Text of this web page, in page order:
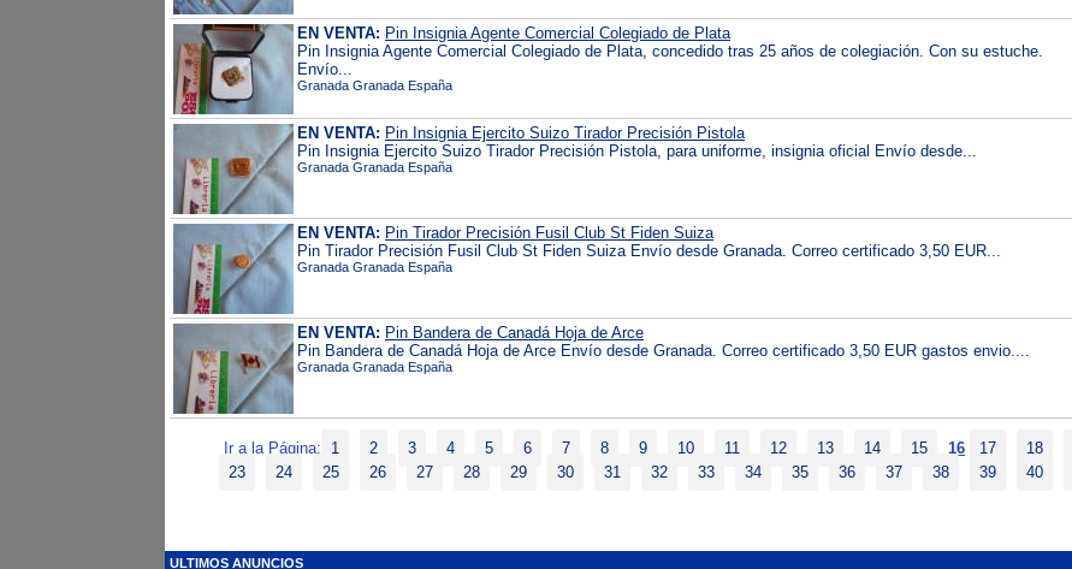
EN VENTA: Pin Insignia Agente Comercial Colegiado de Plata
Pin Insignia Agente Comercial Colegiado de Plata, concedido tras 25 años de colegiación. Con su estuche.
Envío...
Granada Granada España
EN VENTA: Pin Insignia Ejercito Suizo Tirador Precisión Pistola
Pin Insignia Ejercito Suizo Tirador Precisión Pistola, para uniforme, insignia oficial Envío desde...
Granada Granada España
EN VENTA: Pin Tirador Precisión Fusil Club St Fiden Suiza
Pin Tirador Precisión Fusil Club St Fiden Suiza Envío desde Granada. Correo certificado 3,50 EUR...
Granada Granada España
EN VENTA: Pin Bandera de Canadá Hoja de Arce
Pin Bandera de Canadá Hoja de Arce Envío desde Granada. Correo certificado 3,50 EUR gastos envio....
Granada Granada España
Ir a la Página: 1 2 3 4 5 6 7 8 9 10 11 12 13 14 15 16 17 18
23
24 25 26 27 28 29 30 31 32 33 34 35 36 37 38 39 40
ULTIMOS ANUNCIOS